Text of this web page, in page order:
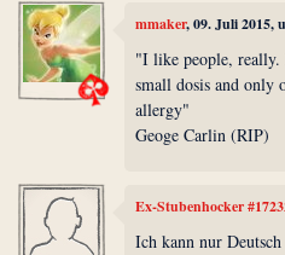
mmaker, 09. Juli 2015,
"I like people,
small dosis and only
allergy"
Geoge Carlin (RIP)
Ex-Stubenhocker
Ich kann nur